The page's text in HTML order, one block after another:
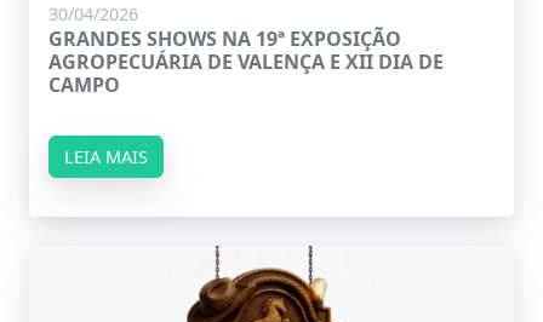
30/04/2026
GRANDES SHOWS NA 19ª EXPOSIÇÃO
AGROPECUÁRIA DE VALENÇA E XII DIA DE
CAMPO
LEIA MAIS